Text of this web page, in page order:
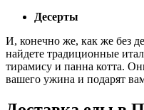
Десерты
И, конечно же, как же без
найдете традиционные
тирамису и панна котта.
вашего ужина и подарят